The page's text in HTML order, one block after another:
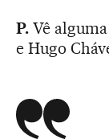
P.Vê
e Hugo